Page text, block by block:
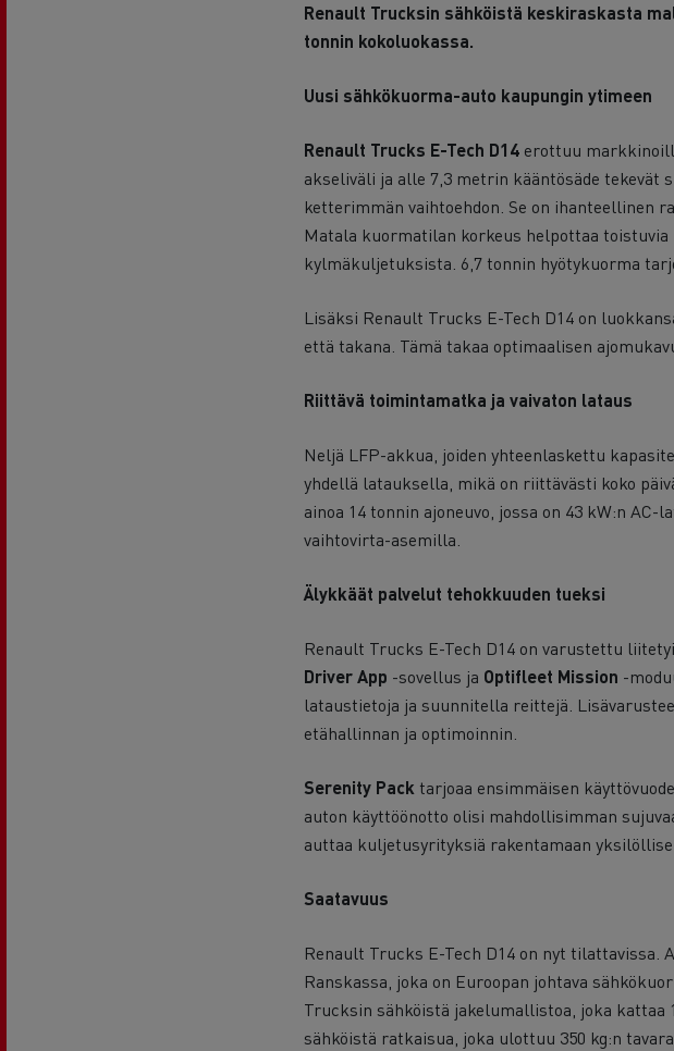
Renault Trucksin sähköistä keskiraskasta
tonnin kokoluokassa.
Uusi sähkökuorma-auto kaupungin ytimeen
Renault Trucks E-Tech D14 erottuu
akseliväli ja alle 7,3 metrin kääntösäde
ketterimmän vaihtoehdon. Se on ihanteellinen
Matala kuormatilan korkeus helpottaa
kylmäkuljetuksista. 6,7 tonnin hyötykuorma
Lisäksi Renault Trucks E-Tech D14 on
että takana. Tämä takaa optimaalisen
Riittävä toimintamatka ja vaivaton lataus
Neljä LFP-akkua, joiden yhteenlaskettu
yhdellä latauksella, mikä on riittävästi koko
ainoa 14 tonnin ajoneuvo, jossa on 43 kW:n
vaihtovirta-asemilla.
Älykkäät palvelut tehokkuuden tueksi
Renault Trucks E-Tech D14 on varustettu
Driver App -sovellus ja Optifleet Mission -
lataustietoja ja suunnitella reittejä.
etähallinnan ja optimoinnin.
Serenity Pack tarjoaa ensimmäisen
auton käyttöönotto olisi mahdollisimman
auttaa kuljetusyrityksiä rakentamaan
Saatavuus
Renault Trucks E-Tech D14 on nyt
Ranskassa, joka on Euroopan johtava
Trucksin sähköistä jakelumallistoa, joka kattaa
sähköistä ratkaisua, joka ulottuu 350 kg:n